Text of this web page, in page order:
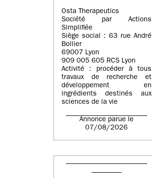
Osta Therapeutics
Société par Actions
Simplifiée
Siège social : 63 rue André
Bollier
69007 Lyon
909 005 605 RCS Lyon
Activité : procéder à tous
travaux de recherche et
développement en
ingrédients destinés aux
sciences de la vie
Annonce parue le
07/08/2026